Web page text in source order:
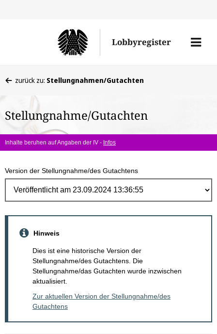
Lobbyregister
Menü
befinden
hier:
zurück zu: Stellungnahmen/Gutachten
Stellungnahme/Gutachten
Inhalte beruhen auf Angaben der IV - Infos
Version der Stellungnahme/des Gutachtens
Hinweis
Dies ist eine historische Version der
Stellungnahme/des Gutachtens. Die
Stellungnahme/das Gutachten wurde inzwischen
aktualisiert.
Zur aktuellen Version der Stellungnahme/des
Gutachtens